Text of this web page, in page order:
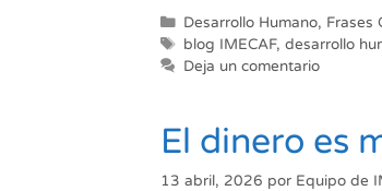
Categorías
Desarrollo Humano, Frases
Etiquetas
blog IMECAF,desarrollo
Deja un comentario
El dinero es
13 abril, 2026 por Equipo de